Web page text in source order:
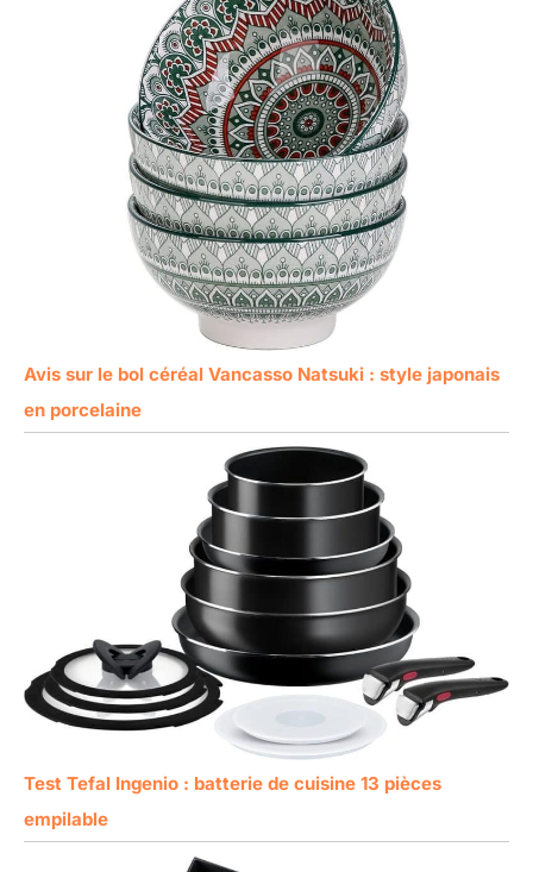
Avis sur le bol céréal Vancasso Natsuki : style japonais
en porcelaine
Test Tefal Ingenio : batterie de cuisine 13 pièces
empilable